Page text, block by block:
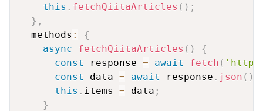
this . fetchQiitaArticles ( ) ;
} ,
  methods
:
{
async
fetchQiitaArticles ( )
{
const
response = await fetch (
const
data = await response . json ( )
this . items = data ;
}